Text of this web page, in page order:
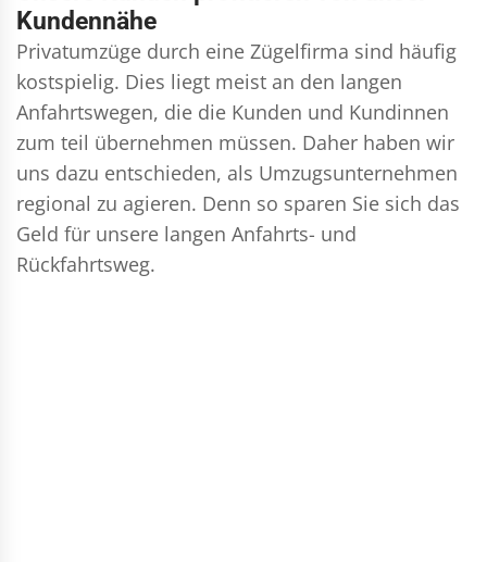
Kundennähe
Privatumzüge durch eine Zügelfirma sind häufig
kostspielig. Dies liegt meist an den langen
Anfahrtswegen, die die Kunden und Kundinnen
zum teil übernehmen müssen. Daher haben wir
uns dazu entschieden, als Umzugsunternehmen
regional zu agieren. Denn so sparen Sie sich das
Geld für unsere langen Anfahrts- und
Rückfahrtsweg.